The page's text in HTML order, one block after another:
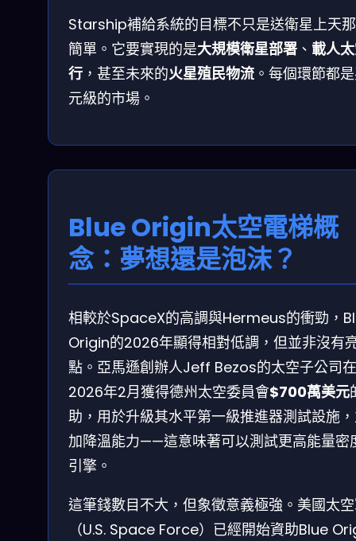
Starship補給系統的目標不只是送衛星上天
簡單。它要實現的是大規模衛星部署 、 載人
行 ，甚至未來的火星殖民物流 。每個環節都
元級的市場。
Blue Origin太空電梯概
念：夢想還是泡沫？
相較於SpaceX的高調與Hermeus的衝勁，
Origin的2026年顯得相對低調，但並非沒有
點。亞馬遜創辦人Jeff Bezos的太空子公司在
2026年2月獲得德州太空委員會$700萬美元
助，用於升級其水平第一級推進器測試設施
加降溫能力——這意味著可以測試更高能量密
引擎。
這筆錢數目不大，但象徵意義極強。美國太
（U.S. Space Force）已經開始資助Blue